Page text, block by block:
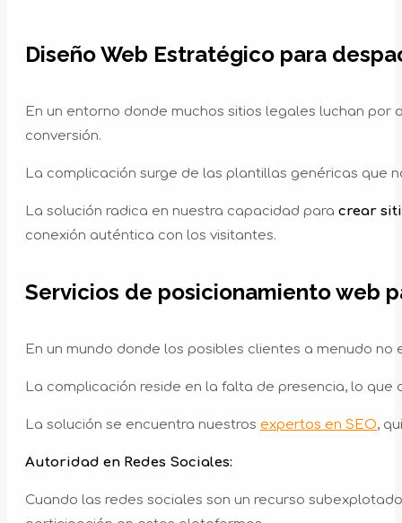
Diseño Web Estratégico para
En un entorno donde muchos sitios legales luchan
conversión.
La complicación surge de las plantillas genéricas que
La solución radica en nuestra capacidad para crear
conexión auténtica con los visitantes.
Servicios de posicionamiento web
En un mundo donde los posibles clientes a menudo
La complicación reside en la falta de presencia, lo que
La solución se encuentra nuestros expertos en SEO,
Autoridad en Redes Sociales:
Cuando las redes sociales son un recurso